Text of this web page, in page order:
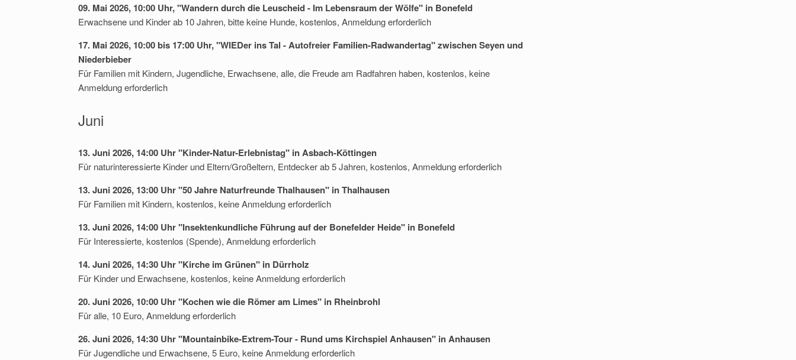
09. Mai 2026, 10:00 Uhr, "Wandern durch die Leuscheid - Im Lebensraum der Wölfe" in Bonefeld
Erwachsene und Kinder ab 10 Jahren, bitte keine Hunde, kostenlos, Anmeldung erforderlich
17. Mai 2026, 10:00 bis 17:00 Uhr, "WIEDer ins Tal - Autofreier Familien-Radwandertag" zwischen Seyen und
Niederbieber
Für Familien mit Kindern, Jugendliche, Erwachsene, alle, die Freude am Radfahren haben, kostenlos, keine
Anmeldung erforderlich
Juni
13. Juni 2026, 14:00 Uhr "Kinder-Natur-Erlebnistag" in Asbach-Köttingen
Für naturinteressierte Kinder und Eltern/Großeltern, Entdecker ab 5 Jahren, kostenlos, Anmeldung erforderlich
13. Juni 2026, 13:00 Uhr "50 Jahre Naturfreunde Thalhausen" in Thalhausen
Für Familien mit Kindern, kostenlos, keine Anmeldung erforderlich
13. Juni 2026, 14:00 Uhr "Insektenkundliche Führung auf der Bonefelder Heide" in Bonefeld
Für Interessierte, kostenlos (Spende), Anmeldung erforderlich
14. Juni 2026, 14:30 Uhr "Kirche im Grünen" in Dürrholz
Für Kinder und Erwachsene, kostenlos, keine Anmeldung erforderlich
20. Juni 2026, 10:00 Uhr "Kochen wie die Römer am Limes" in Rheinbrohl
Für alle, 10 Euro, Anmeldung erforderlich
26. Juni 2026, 14:30 Uhr "Mountainbike-Extrem-Tour - Rund ums Kirchspiel Anhausen" in Anhausen
Für Jugendliche und Erwachsene, 5 Euro, keine Anmeldung erforderlich